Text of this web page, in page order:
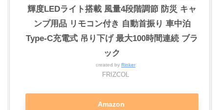
輝度LEDライト搭載 風量4段階調節 防災 キャ
ンプ用品 リモコン付き 自動首振り 車中泊
Type-C充電式 吊り下げ 最大100時間連続 ブラ
ック
created by Rinker
FRIZCOL
Amazon